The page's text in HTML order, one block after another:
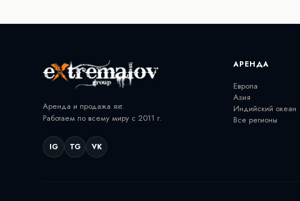
Аренда и продажа яхт.
Работаем по всему миру с 2011 г.
IG TG VK
АРЕНДА
Европа
Азия
Индийский океан
Все регионы